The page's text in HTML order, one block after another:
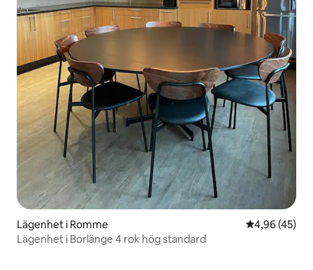
Lägenhet i Romme 4,96 av 5 i
4,96 (45)
Lägenhet i Borlänge 4 rok hög standard